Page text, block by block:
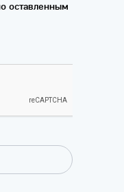
оставленным